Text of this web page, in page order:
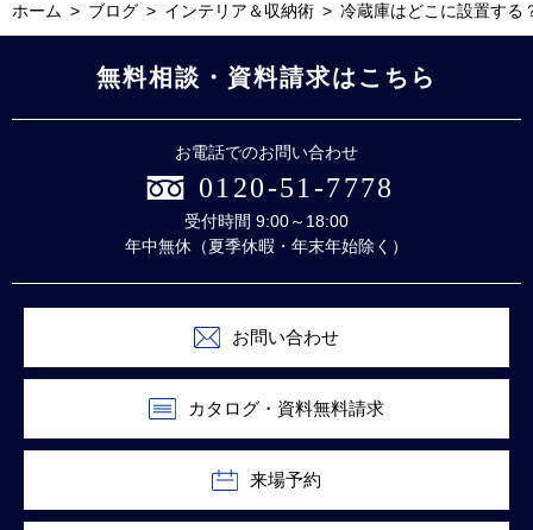
ホーム ブログ インテリア＆収納術 冷蔵庫はどこに設置する
無料相談・資料請求はこちら
お電話でのお問い合わせ
0120-51-7778
受付時間 9:00～18:00
年中無休（夏季休暇・年末年始除く）
お問い合わせ
カタログ・資料無料請求
来場予約